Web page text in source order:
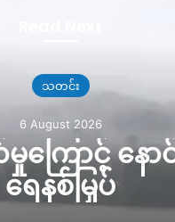
သတင်း
5 August 2026
သွားလာရေ
ထွန်စက်နဲ့